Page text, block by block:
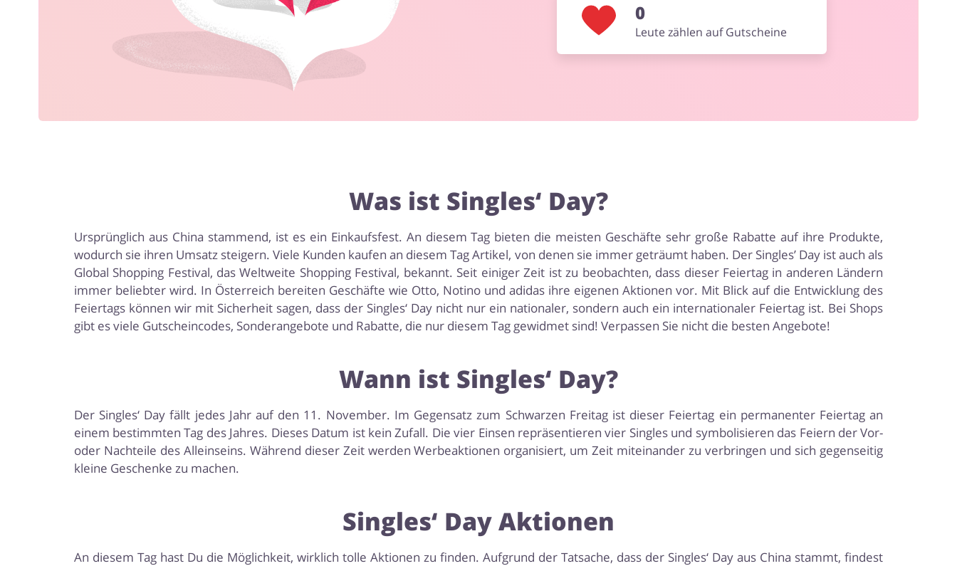
0
Leute zählen auf Gutscheine
Was ist Singles‘ Day?
Ursprünglich aus China stammend, ist es ein Einkaufsfest. An diesem Tag bieten die meisten Geschäfte sehr große Rabatte auf ihre Produkte,
wodurch sie ihren Umsatz steigern. Viele Kunden kaufen an diesem Tag Artikel, von denen sie immer geträumt haben. Der Singles’ Day ist auch als
Global Shopping Festival, das Weltweite Shopping Festival, bekannt. Seit einiger Zeit ist zu beobachten, dass dieser Feiertag in anderen Ländern
immer beliebter wird. In Österreich bereiten Geschäfte wie Otto, Notino und adidas ihre eigenen Aktionen vor. Mit Blick auf die Entwicklung des
Feiertags können wir mit Sicherheit sagen, dass der Singles‘ Day nicht nur ein nationaler, sondern auch ein internationaler Feiertag ist. Bei Shops
gibt es viele Gutscheincodes, Sonderangebote und Rabatte, die nur diesem Tag gewidmet sind! Verpassen Sie nicht die besten Angebote!
Wann ist Singles‘ Day?
Der Singles‘ Day fällt jedes Jahr auf den 11. November. Im Gegensatz zum Schwarzen Freitag ist dieser Feiertag ein permanenter Feiertag an
einem bestimmten Tag des Jahres. Dieses Datum ist kein Zufall. Die vier Einsen repräsentieren vier Singles und symbolisieren das Feiern der Vor-
oder Nachteile des Alleinseins. Während dieser Zeit werden Werbeaktionen organisiert, um Zeit miteinander zu verbringen und sich gegenseitig
kleine Geschenke zu machen.
Singles‘ Day Aktionen
An diesem Tag hast Du die Möglichkeit, wirklich tolle Aktionen zu finden. Aufgrund der Tatsache, dass der Singles‘ Day aus China stammt, findest